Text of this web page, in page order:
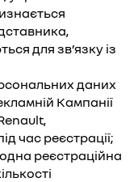
для зв’язку із
даних
Кампанії
час реєстрації;
реєстраційна